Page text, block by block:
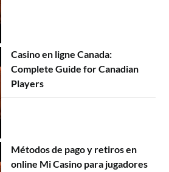
Casino en ligne Canada:
Complete Guide for Canadian
Players
Métodos de pago y retiros en
online Mi Casino para jugadores